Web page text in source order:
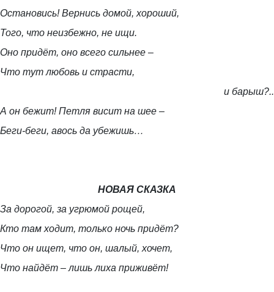
Остановись! Вернись домой, хороший,
Того, что неизбежно, не ищи.
Оно придёт, оно всего сильнее –
Что тут любовь и страсти,
и барыш?..
А он бежит! Петля висит на шее –
Беги-беги, авось да убежишь…
НОВАЯ СКАЗКА
За дорогой, за угрюмой рощей,
Кто там ходит, только ночь придёт?
Что он ищет, что он, шалый, хочет,
Что найдёт – лишь лиха приживёт!